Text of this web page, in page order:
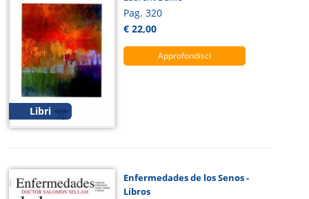
Libri
Pag. 320
€ 22,00
Approfondisci
Enfermedades de los Senos -
Libros